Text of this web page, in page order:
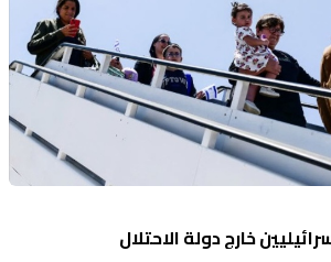
خارج دولة الاحتلال